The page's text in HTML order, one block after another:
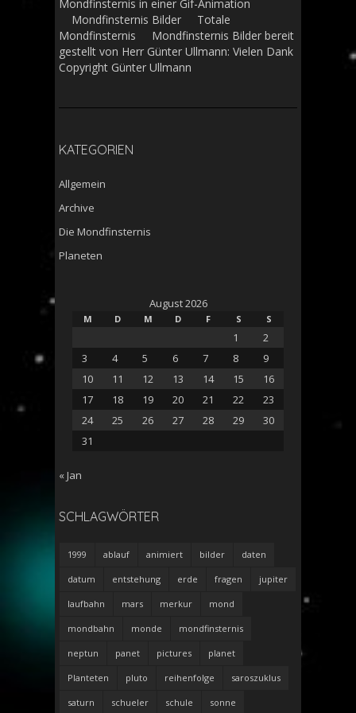
Mondfinsternis in einer Gif-Animation
Mondfinsternis Bilder Totale
Mondfinsternis Mondfinsternis Bilder bereit
gestellt von Herr Günter Ullmann: Vielen Dank
Copyright Günter Ullmann
KATEGORIEN
Allgemein
Archive
Die Mondfinsternis
Planeten
August 2026
M D M D F S S
1
2
3
4 5 6 7 8
9
10
11 12 13 14 15
16
17
18 19 20 21 22
23
24
25 26 27 28 29
30
31
« Jan
SCHLAGWÖRTER
1999 ablauf animiert bilder daten
datum entstehung erde fragen jupiter
laufbahn mars merkur mond
mondbahn monde mondfinsternis
neptun panet pictures planet
Planteten pluto reihenfolge saroszuklus
saturn schueler schule sonne